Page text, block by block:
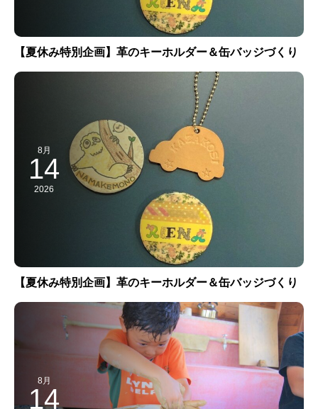
【夏休み特別企画】革のキーホルダー＆缶バッジづくり
8月
14
2026
【夏休み特別企画】革のキーホルダー＆缶バッジづくり
8月
14